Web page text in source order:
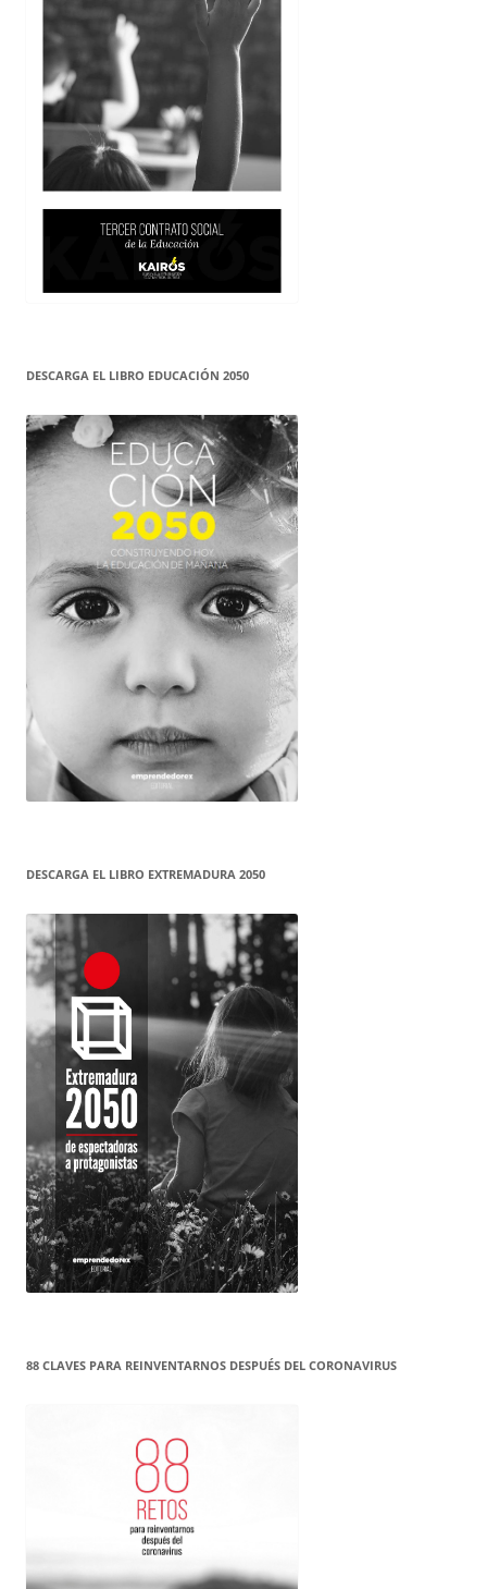
DESCARGA EL LIBRO EDUCACIÓN 2050
DESCARGA EL LIBRO EXTREMADURA 2050
88 CLAVES PARA REINVENTARNOS DESPUÉS DEL CORONAVIRUS